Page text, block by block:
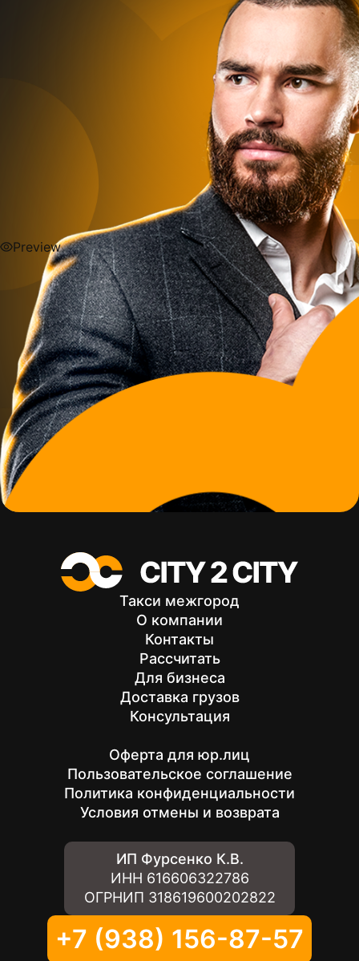
Preview
Такси межгород
О компании
Контакты
Рассчитать
Для бизнеса
Доставка грузов
Консультация
Оферта для юр.лиц
Пользовательское соглашение
Политика конфиденциальности
Условия отмены и возврата
ИП Фурсенко К.В.
ИНН 616606322786
ОГРНИП 318619600202822
+7 (938) 156-87-57